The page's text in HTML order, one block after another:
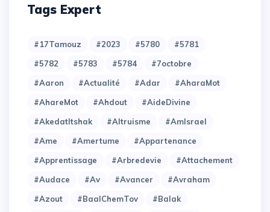
Tags Expert
#17Tamouz #2023 #5780
#5781
#5782
#5783 #5784
#7octobre
#Aaron
#Actualité #Adar
#AharaMot
#AhareMot
#Ahdout
#AideDivine
#AkedatItshak
#Altruisme
#AmIsrael
#Ame
#Amertume
#Appartenance
#Apprentissage
#Arbredevie
#Attachement
#Audace
#Av #Avancer
#Avraham
#Azout
#BaalChemTov
#Balak